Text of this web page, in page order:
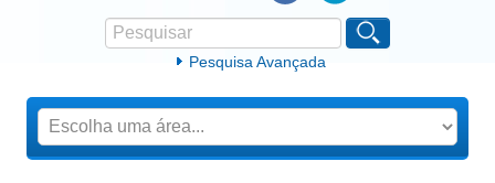
Formulário de procura
Pesquisar
Pesquisa Avançada